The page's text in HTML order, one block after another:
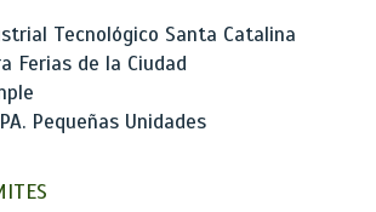
Tecnológico Santa Catalina
Ferias de la Ciudad
Pequeñas Unidades